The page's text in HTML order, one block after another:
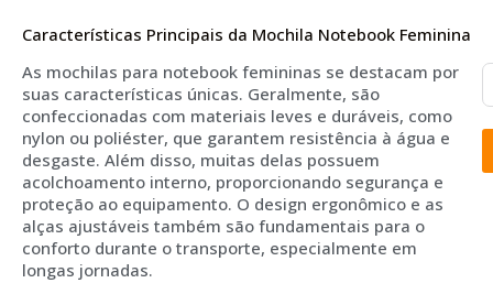
Características Principais da Mochila Notebook Feminina
As mochilas para notebook femininas se destacam por
suas características únicas. Geralmente, são
confeccionadas com materiais leves e duráveis, como
nylon ou poliéster, que garantem resistência à água e
desgaste. Além disso, muitas delas possuem
acolchoamento interno, proporcionando segurança e
proteção ao equipamento. O design ergonômico e as
alças ajustáveis também são fundamentais para o
conforto durante o transporte, especialmente em
longas jornadas.